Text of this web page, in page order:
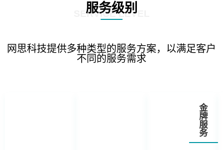
服务级别
SERVICE LEVEL
网思科技提供多种类型的服务方案，以满足客户
不同的服务需求
金
牌
服
务